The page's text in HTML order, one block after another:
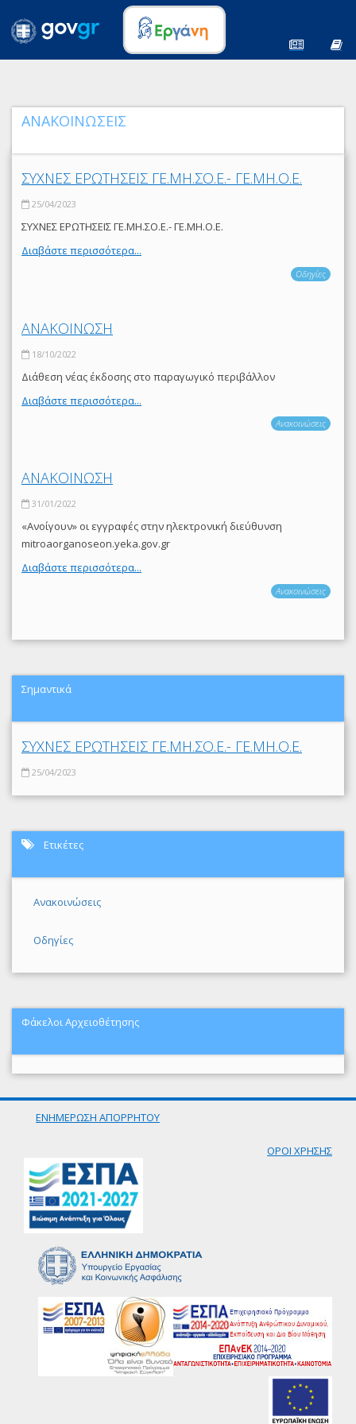
ΑΝΑΚΟΙΝΩΣΕΙΣ
ΣΥΧΝΕΣ ΕΡΩΤΗΣΕΙΣ ΓΕ.ΜΗ.ΣΟ.Ε.- ΓΕ.ΜΗ.Ο.Ε.
25/04/2023
ΣΥΧΝΕΣ ΕΡΩΤΗΣΕΙΣ ΓΕ.ΜΗ.ΣΟ.Ε.- ΓΕ.ΜΗ.Ο.Ε.
Διαβάστε περισσότερα...
Οδηγίες
ΑΝΑΚΟΙΝΩΣΗ
18/10/2022
Διάθεση νέας έκδοσης στο παραγωγικό περιβάλλον
Διαβάστε περισσότερα...
Ανακοινώσεις
ΑΝΑΚΟΙΝΩΣΗ
31/01/2022
«Ανοίγουν» οι εγγραφές στην ηλεκτρονική διεύθυνση
mitroaorganoseon.yeka.gov.gr
Διαβάστε περισσότερα...
Ανακοινώσεις
Σημαντικά
ΣΥΧΝΕΣ ΕΡΩΤΗΣΕΙΣ ΓΕ.ΜΗ.ΣΟ.Ε.- ΓΕ.ΜΗ.Ο.Ε.
25/04/2023
Ετικέτες
Ανακοινώσεις
Οδηγίες
Φάκελοι Αρχειοθέτησης
ΕΝΗΜΕΡΩΣΗ ΑΠΟΡΡΗΤΟΥ
ΟΡΟΙ ΧΡΗΣΗΣ